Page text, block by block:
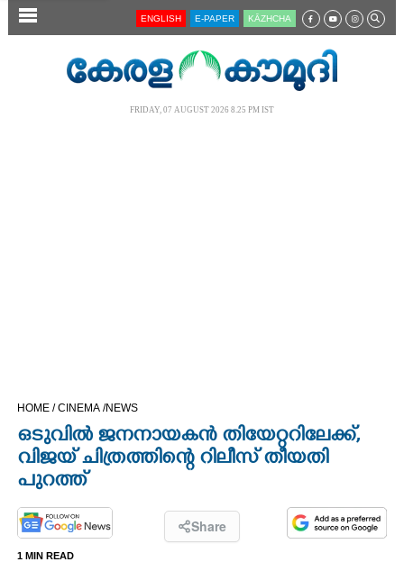
SECTIONS
OPINION
PHOTOS
ENGLISH E-PAPER KĀZHCHA
FRIDAY, 07 AUGUST 2026 8.25 PM IST
HOME /CINEMA /NEWS
ഒടുവിൽ ജനനായകൻ തിയേറ്ററിലേക്ക്,​
വിജയ് ചിത്രത്തിന്റെ റിലീസ് തീയതി
പുറത്ത്
Share
1 MIN READ